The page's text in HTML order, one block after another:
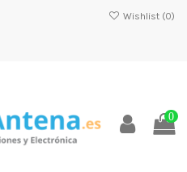
Wishlist (0)
0